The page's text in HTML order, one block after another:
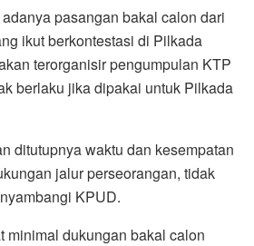
pasangan bakal calon dari
ikut berkontestasi di Pilkada
terorganisir pengumpulan KTP
berlaku jika dipakai untuk Pilkada
ditutupnya waktu dan kesempatan
jalur perseorangan, tidak
KPUD.
minimal dukungan bakal calon